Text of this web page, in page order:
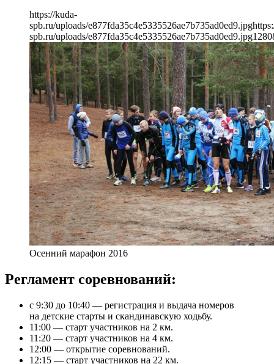
https://kuda-
spb.ru/uploads/e877fda35c4e5335526ae7b735ad0ed9.jpg
spb.ru/uploads/e877fda35c4e5335526ae7b735ad0ed9.jpg1280
Осенний марафон 2016
Регламент соревнований:
с 9:30 до 10:40 — регистрация и выдача номеров
на детские старты и скандинавскую ходьбу.
11:00 — старт участников на 2 км.
11:20 — старт участников на 4 км.
12:00 — открытие соревнований.
12:15 — старт участников на 22 км.